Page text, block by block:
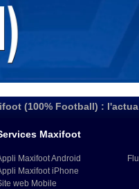
(100% Football) :
Maxifoot
Maxifoot Android
Maxifoot iPhone
web Mobile